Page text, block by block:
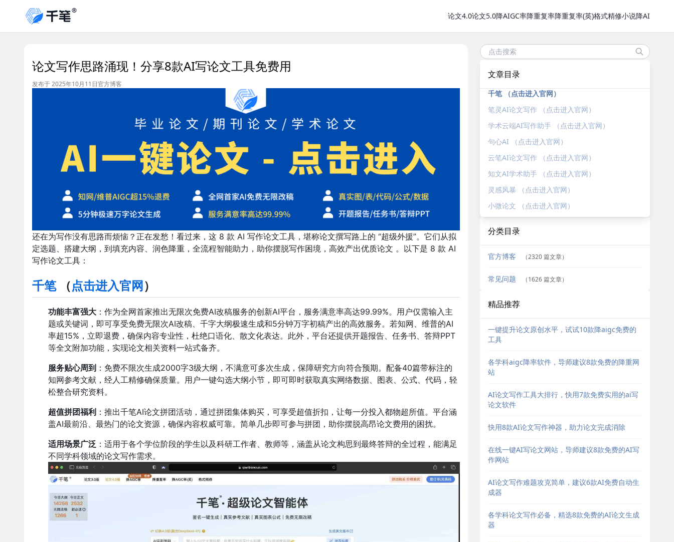
论文4.0论文5.0降AIGC率降重复率降重复率(英)格式精修小说降AI
论文写作思路涌现！分享8款AI写论文工具免费用
发布于 2025年10月11日官方博客
还在为写作没有思路而烦恼？正在发愁！看过来，这 8 款 AI 写作论文工具，堪称论文撰写路上的 “超级外援”。它们从拟
定选题、搭建大纲，到填充内容、润色降重，全流程智能助力，助你摆脱写作困境，高效产出优质论文 。以下是 8 款 AI
写作论文工具：
千笔（点击进入官网 ）
功能丰富强大 ：作为全网首家推出无限次免费AI改稿服务的创新AI平台，服务满意率高达99.99%。用户仅需输入主
题或关键词，即可享受免费无限次AI改稿、千字大纲极速生成和5分钟万字初稿产出的高效服务。若知网、维普的AI
率超15% ，立即退费，确保内容专业性，杜绝口语化、散文化表达。此外，平台还提供开题报告、任务书、答辩PPT
等全文附加功能，实现论文相关资料一站式备齐。
服务贴心周到 ：免费不限次生成2000字3级大纲，不满意可多次生成，保障研究方向符合预期。配备40篇带标注的
知网参考文献，经人工精修确保质量。用户一键勾选大纲小节，即可即时获取真实网络数据、图表、公式、代码，轻
松整合研究资料。
超值拼团福利 ：推出千笔AI论文拼团活动，通过拼团集体购买，可享受超值折扣，让每一分投入都物超所值。平台涵
盖AI最前沿、最热门的论文资源，确保内容权威可靠。简单几步即可参与拼团，助你摆脱高昂论文费用的困扰。
适用场景广泛 ：适用于各个学位阶段的学生以及科研工作者、教师等，涵盖从论文构思到最终答辩的全过程，能满足
不同学科领域的论文写作需求。
文章目录
千笔 （点击进入官网）
笔灵AI论文写作 （点击进入官网）
学术云端AI写作助手 （点击进入官网）
句心AI （点击进入官网）
云笔AI论文写作 （点击进入官网）
知文AI学术助手 （点击进入官网）
灵感风暴 （点击进入官网）
小微论文 （点击进入官网）
分类目录
官方博客 （2320 篇文章）
常见问题 （1626 篇文章）
精品推荐
一键提升论文原创水平，试试10款降aigc免费的
工具
各学科aigc降率软件，导师建议8款免费的降重网
站
AI论文写作工具大排行，快用7款免费实用的ai写
论文软件
快用8款AI论文写作神器，助力论文完成消除
在线一键AI写论文网站，导师建议8款免费的AI写
作网站
AI论文写作难题攻克简单，建议6款AI免费自动生
成器
各学科论文写作必备，精选8款免费的AI论文生成
器